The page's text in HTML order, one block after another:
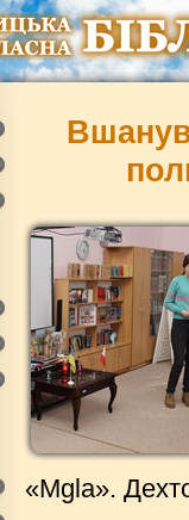
«Mgla».